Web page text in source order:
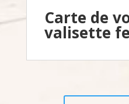
Carte de
valisette